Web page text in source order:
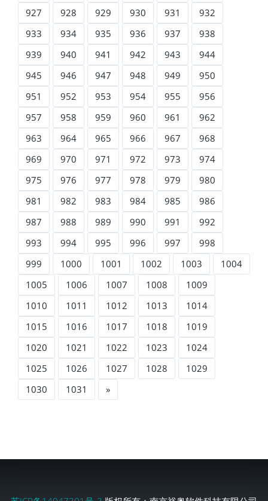
927
928 929 930 931
932
933
934 935 936 937
938
939
940 941 942 943
944
945
946 947 948 949
950
951
952 953 954 955
956
957
958 959 960 961
962
963
964 965 966 967
968
969
970 971 972 973
974
975
976 977 978 979
980
981
982 983 984 985
986
987
988 989 990 991
992
993
994 995 996 997
998
999
1000 1001 1002 1003
1004
1005
1006 1007 1008
1009
1010
1011 1012 1013
1014
1015
1016 1017 1018
1019
1020
1021 1022 1023
1024
1025
1026 1027 1028
1029
1030
1031 »